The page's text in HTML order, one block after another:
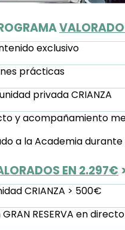
exclusivo
prácticas
privada CRIANZA
y acompañamiento
a la Academia durante
EN 2.297€
CRIANZA > 500€
GRAN RESERVA en